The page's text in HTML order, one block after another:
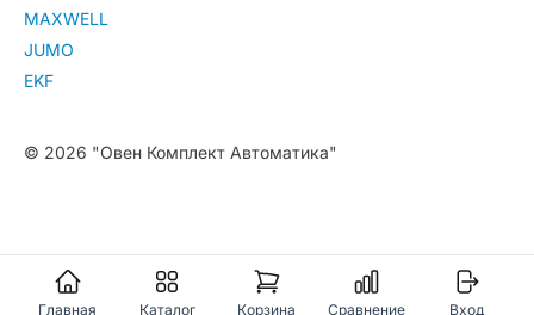
Главная Каталог Корзина Сравнение Вход
MAXWELL
JUMO
EKF
© 2026 "Овен Комплект Автоматика"